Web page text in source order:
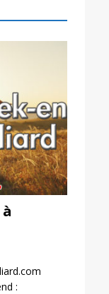
: